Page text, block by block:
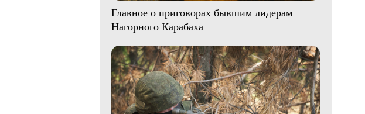
Главное о приговорах бывшим лидерам
Нагорного Карабаха